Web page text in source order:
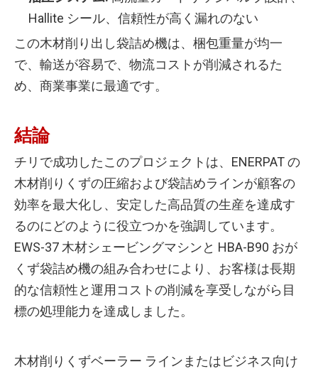
Hallite シール、信頼性が高く漏れのない
この木材削り出し袋詰め機は、梱包重量が均一
で、輸送が容易で、物流コストが削減されるた
め、商業事業に最適です。
結論
チリで成功したこのプロジェクトは、ENERPAT の
木材削りくずの圧縮および袋詰めラインが顧客の
効率を最大化し、安定した高品質の生産を達成す
るのにどのように役立つかを強調しています。
EWS-37 木材シェービングマシンと HBA-B90 おが
くず袋詰め機の組み合わせにより、お客様は長期
的な信頼性と運用コストの削減を享受しながら目
標の処理能力を達成しました。
木材削りくずベーラー ラインまたはビジネス向け